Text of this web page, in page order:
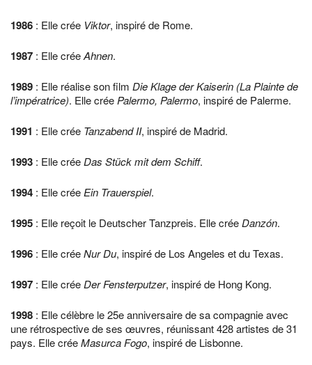
1986 : Elle crée Viktor, inspiré de Rome.
1987 : Elle créeAhnen.
1989 : Elle réalise son film Die Klage der Kaiserin (La Plainte de
l’impératrice). Elle crée Palermo, Palermo, inspiré de Palerme.
1991 : Elle crée Tanzabend II, inspiré de Madrid.
1993 : Elle crée Das Stück mit dem Schiff.
1994 : Elle crée Ein Trauerspiel.
1995 : Elle reçoit le Deutscher Tanzpreis. Elle crée Danzón.
1996 : Elle créeNur Du, inspiré de Los Angeles et du Texas.
1997 : Elle crée Der Fensterputzer, inspiré de Hong Kong.
1998 : Elle célèbre le 25e anniversaire de sa compagnie avec
une rétrospective de ses œuvres, réunissant 428 artistes de 31
pays. Elle créeMasurca Fogo, inspiré de Lisbonne.